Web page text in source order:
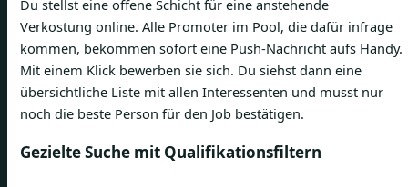
Du stellst eine offene Schicht für eine anstehende
Verkostung online. Alle Promoter im Pool, die dafür infrage
kommen, bekommen sofort eine Push-Nachricht aufs Handy.
Mit einem Klick bewerben sie sich. Du siehst dann eine
übersichtliche Liste mit allen Interessenten und musst nur
noch die beste Person für den Job bestätigen.
Gezielte Suche mit Qualifikationsfiltern